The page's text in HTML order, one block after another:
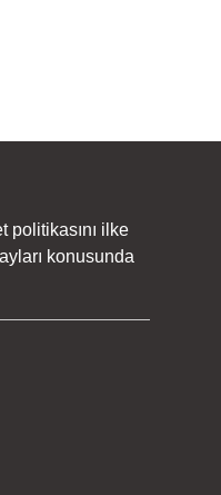
politikasını ilke
konusunda